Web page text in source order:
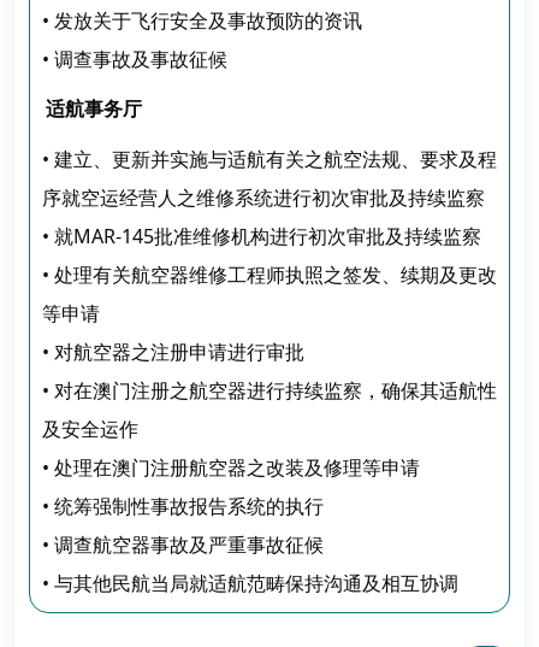
• 发放关于飞行安全及事故预防的资讯
• 调查事故及事故征候
适航事务厅
• 建立、更新并实施与适航有关之航空法规、要求及程
序就空运经营人之维修系统进行初次审批及持续监察
• 就MAR-145批准维修机构进行初次审批及持续监察
• 处理有关航空器维修工程师执照之签发、续期及更改
等申请
• 对航空器之注册申请进行审批
• 对在澳门注册之航空器进行持续监察，确保其适航性
及安全运作
• 处理在澳门注册航空器之改装及修理等申请
• 统筹强制性事故报告系统的执行
• 调查航空器事故及严重事故征候
• 与其他民航当局就适航范畴保持沟通及相互协调